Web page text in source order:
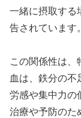
一緒に摂取する
告されています。
この関係性は、
血は、鉄分の不
労感や集中力の
治療や予防のた